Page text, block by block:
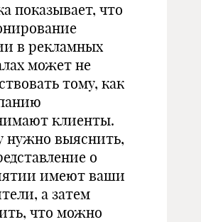
показывает, что
в рекламных
может не
тому, как
клиенты.
нужно выяснить,
о
имеют ваши
а затем
что можно